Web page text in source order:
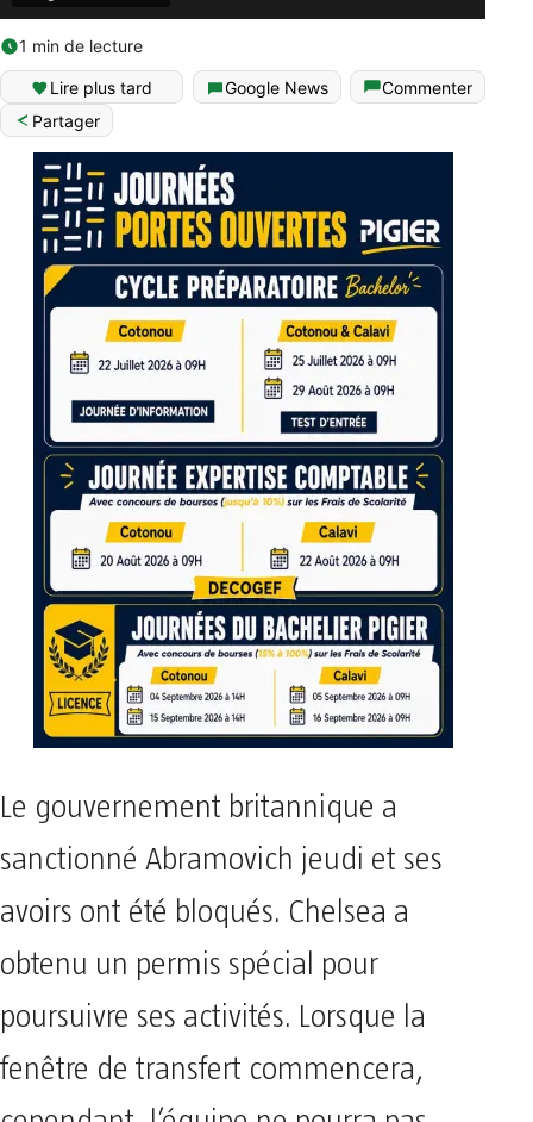
1 min de lecture
Lire plus tard Google News
Commenter
Partager
Le gouvernement britannique a
sanctionné Abramovich jeudi et ses
avoirs ont été bloqués. Chelsea a
obtenu un permis spécial pour
poursuivre ses activités. Lorsque la
fenêtre de transfert commencera,